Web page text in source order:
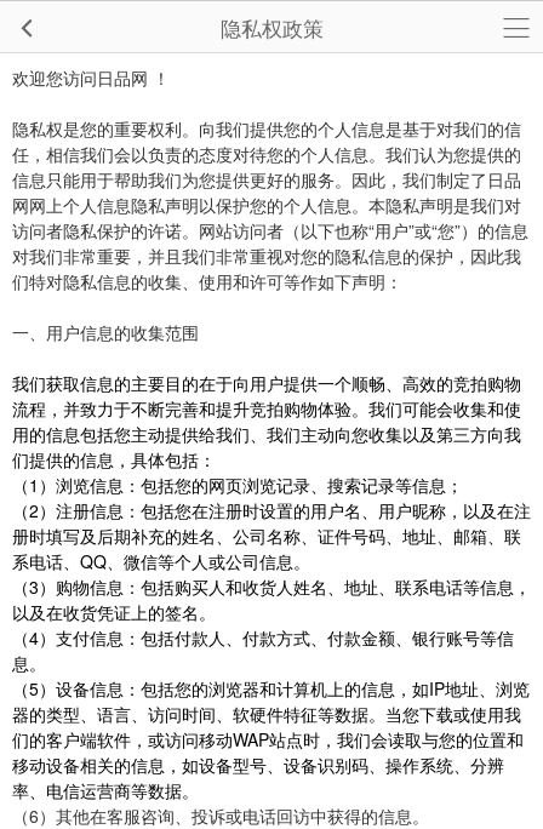
隐私权政策
欢迎您访问日品网 ！
隐私权是您的重要权利。向我们提供您的个人信息是基于对我们的信
任，相信我们会以负责的态度对待您的个人信息。我们认为您提供的
信息只能用于帮助我们为您提供更好的服务。因此，我们制定了日品
网网上个人信息隐私声明以保护您的个人信息。本隐私声明是我们对
访问者隐私保护的许诺。网站访问者（以下也称“用户”或“您”）的信息
对我们非常重要，并且我们非常重视对您的隐私信息的保护，因此我
们特对隐私信息的收集、使用和许可等作如下声明：
一、用户信息的收集范围
我们获取信息的主要目的在于向用户提供一个顺畅、高效的竞拍购物
流程，并致力于不断完善和提升竞拍购物体验。我们可能会收集和使
用的信息包括您主动提供给我们、我们主动向您收集以及第三方向我
们提供的信息，具体包括：
（1）浏览信息：包括您的网页浏览记录、搜索记录等信息；
（2）注册信息：包括您在注册时设置的用户名、用户昵称，以及在注
册时填写及后期补充的姓名、公司名称、证件号码、地址、邮箱、联
系电话、QQ、微信等个人或公司信息。
（3）购物信息：包括购买人和收货人姓名、地址、联系电话等信息，
以及在收货凭证上的签名。
（4）支付信息：包括付款人、付款方式、付款金额、银行账号等信
息。
（5）设备信息：包括您的浏览器和计算机上的信息，如IP地址、浏览
器的类型、语言、访问时间、软硬件特征等数据。当您下载或使用我
们的客户端软件，或访问移动WAP站点时，我们会读取与您的位置和
移动设备相关的信息，如设备型号、设备识别码、操作系统、分辨
率、电信运营商等数据。
（6）其他在客服咨询、投诉或电话回访中获得的信息。